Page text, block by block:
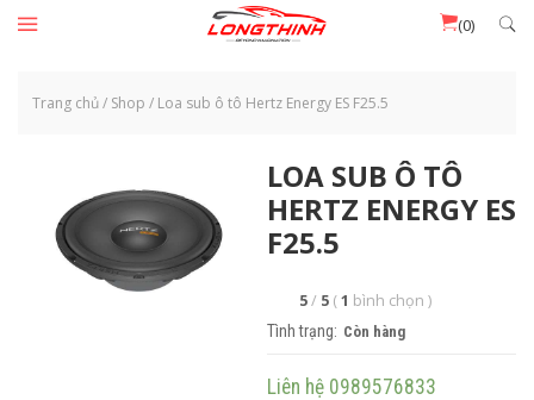
Đến nội dung chính
(0)
Trang chủ/ Shop / Loa sub ô tô Hertz Energy ES F25.5
LOA SUB Ô TÔ
HERTZ ENERGY ES
F25.5
5/ 5 (1 bình chọn )
Tình trạng: Còn hàng
Liên hệ 0989576833